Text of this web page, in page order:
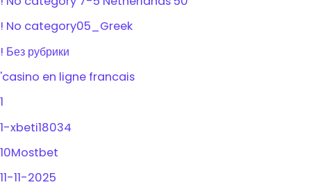
! No category05_Greek
! Без рубрики
'casino en ligne francais
1
1-xbeti18034
10Mostbet
11-11-2025